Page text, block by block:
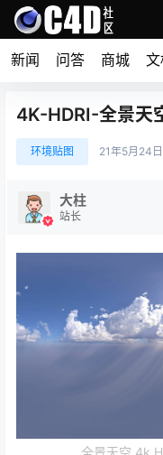
新闻 问答 商城 文
4K-HDRI-全景天
环境贴图 21年5月24日
大柱
站长
全景天空 4k